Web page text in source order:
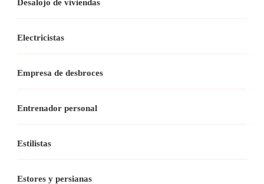
Desalojo de viviendas
Electricistas
Empresa de desbroces
Entrenador personal
Estilistas
Estores y persianas